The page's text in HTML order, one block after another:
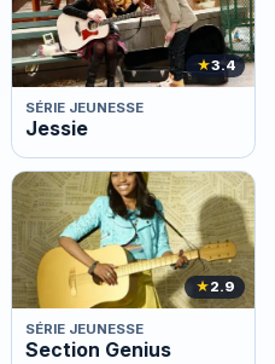
★3.4
SÉRIE JEUNESSE
Jessie
★2.9
SÉRIE JEUNESSE
Section Genius